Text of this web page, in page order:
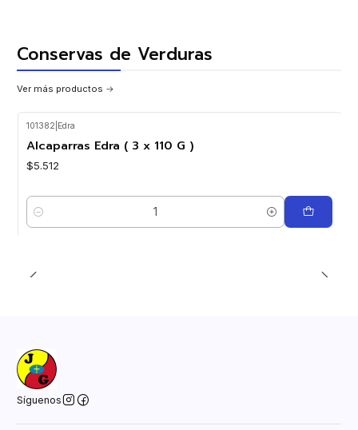
Conservas de Verduras
Ver más productos
101382 Edra
Alcaparras Edra ( 3 x 110 G )
$5.512
Cantidad
Síguenos